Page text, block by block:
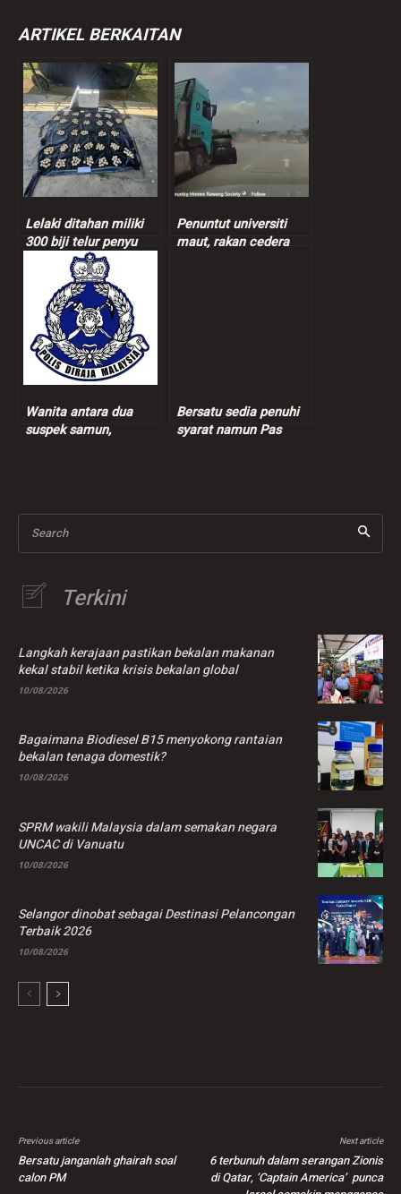
ARTIKEL BERKAITAN
Lelaki ditahan miliki
300 biji telur penyu
Penuntut universiti
maut, rakan cedera
Wanita antara dua
suspek samun,
Bersatu sedia penuhi
syarat namun Pas
Search
Terkini
Langkah kerajaan pastikan bekalan makanan
kekal stabil ketika krisis bekalan global
10/08/2026
Bagaimana Biodiesel B15 menyokong rantaian
bekalan tenaga domestik?
10/08/2026
SPRM wakili Malaysia dalam semakan negara
UNCAC di Vanuatu
10/08/2026
Selangor dinobat sebagai Destinasi Pelancongan
Terbaik 2026
10/08/2026
Previous article
Bersatu janganlah ghairah soal
calon PM
Next article
6 terbunuh dalam serangan Zionis
di Qatar, ‘Captain America’ punca